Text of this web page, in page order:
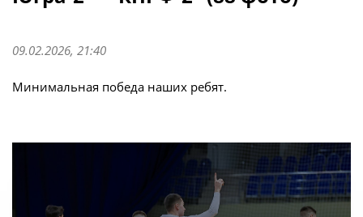
09.02.2026, 21:40
Минимальная победа наших ребят.